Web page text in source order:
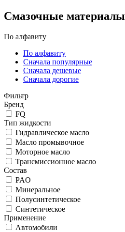
Смазочные материалы
По алфавиту
По алфавиту
Сначала популярные
Сначала дешевые
Сначала дорогие
Фильтр
Бренд
FQ
Тип жидкости
Гидравлическое масло
Масло промывочное
Моторное масло
Трансмиссионное масло
Состав
PAO
Минеральное
Полусинтетическое
Синтетическое
Применение
Автомобили